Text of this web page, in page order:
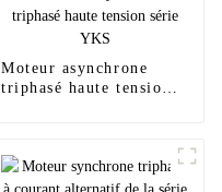
Moteur asynchrone
triphasé haute tension